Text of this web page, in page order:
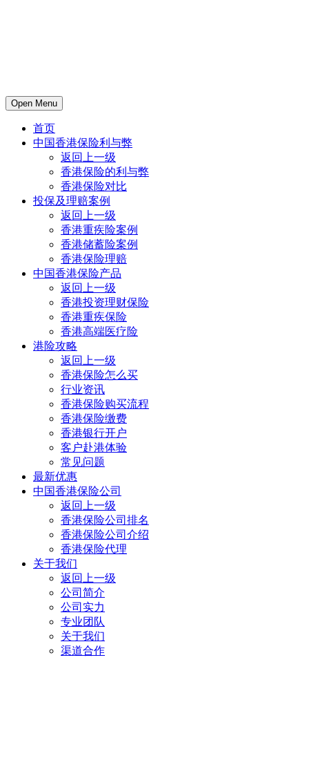
Open Menu
首页
中国香港保险利与弊
返回上一级
香港保险的利与弊
香港保险对比
投保及理赔案例
返回上一级
香港重疾险案例
香港储蓄险案例
香港保险理赔
中国香港保险产品
返回上一级
香港投资理财保险
香港重疾保险
香港高端医疗险
港险攻略
返回上一级
香港保险怎么买
行业资讯
香港保险购买流程
香港保险缴费
香港银行开户
客户赴港体验
常见问题
最新优惠
中国香港保险公司
返回上一级
香港保险公司排名
香港保险公司介绍
香港保险代理
关于我们
返回上一级
公司简介
公司实力
专业团队
关于我们
渠道合作